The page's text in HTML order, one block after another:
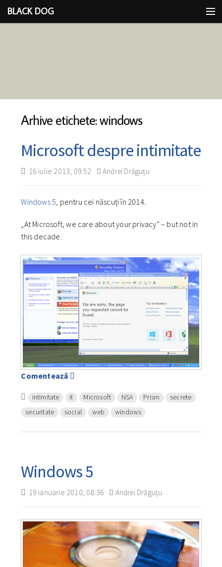
BLACK DOG
Arhive etichete: windows
Microsoft despre intimitate
16 iulie 2013, 09:52 Andrei Drăguţu
Windows 5 , pentru cei născuți în 2014.
„At Microsoft, we care about your privacy” – but not in
this decade.
Comentează
intimitate it Microsoft NSA Prism
secrete
securitate
social web windows
Windows 5
19 ianuarie 2010, 08:36 Andrei Drăguţu